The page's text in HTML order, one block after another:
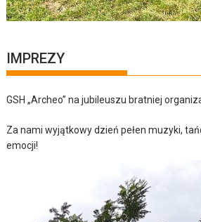
IMPREZY
GSH „Archeo” na jubileuszu bratniej
Za nami wyjątkowy dzień pełen muzyki,
emocji!